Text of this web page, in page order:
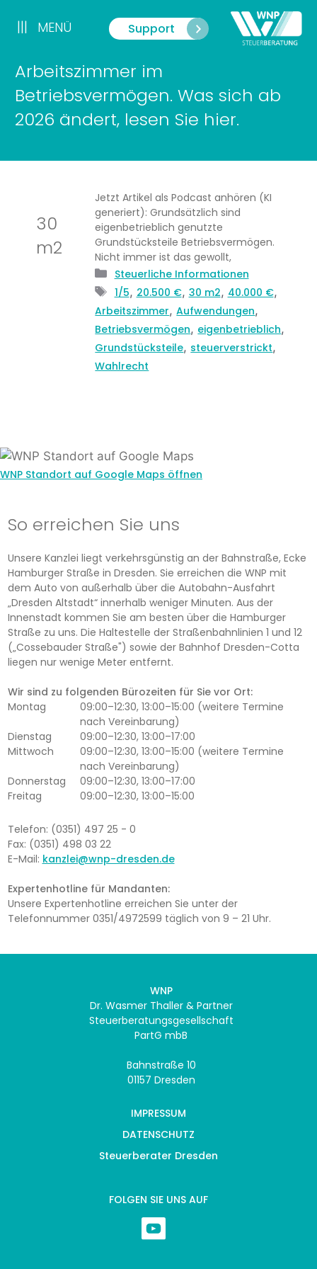
Inhalt
springen
Support
||| MENÜ
Arbeitszimmer im
Betriebsvermögen. Was sich ab
2026 ändert, lesen Sie hier.
30
m2
Jetzt Artikel als Podcast anhören (KI
generiert): Grundsätzlich sind
eigenbetrieblich genutzte
Grundstücksteile Betriebsvermögen.
Nicht immer ist das gewollt,
Kategorien
Steuerliche Informationen
Schlagwörter
1/5, 20.500 €, 30 m2, 40.000 €,
Arbeitszimmer,Aufwendungen,
Betriebsvermögen, eigenbetrieblich,
Grundstücksteile, steuerverstrickt,
Wahlrecht
WNP Standort auf Google Maps öffnen
So erreichen Sie uns
Unsere Kanzlei liegt verkehrsgünstig an der Bahnstraße, Ecke
Hamburger Straße in Dresden. Sie erreichen die WNP mit
dem Auto von außerhalb über die Autobahn-Ausfahrt
„Dresden Altstadt“ innerhalb weniger Minuten. Aus der
Innenstadt kommen Sie am besten über die Hamburger
Straße zu uns. Die Haltestelle der Straßenbahnlinien 1 und 12
(„Cossebauder Straße") sowie der Bahnhof Dresden-Cotta
liegen nur wenige Meter entfernt.
Wir sind zu folgenden Bürozeiten für Sie vor Ort:
Montag
09:00–12:30, 13:00–15:00 (weitere Termine
nach Vereinbarung)
Dienstag
09:00–12:30, 13:00–17:00
Mittwoch
09:00–12:30, 13:00–15:00 (weitere Termine
nach Vereinbarung)
Donnerstag
09:00–12:30, 13:00–17:00
Freitag
09:00–12:30, 13:00–15:00
Telefon: (0351) 497 25 - 0
Fax: (0351) 498 03 22
E-Mail: kanzlei@wnp-dresden.de
Expertenhotline für Mandanten:
Unsere Expertenhotline erreichen Sie unter der
Telefonnummer 0351/4972599 täglich von 9 – 21 Uhr.
WNP
Dr. Wasmer Thaller & Partner
Steuerberatungsgesellschaft
PartG mbB
Bahnstraße 10
01157 Dresden
IMPRESSUM
DATENSCHUTZ
Steuerberater Dresden
FOLGEN SIE UNS AUF